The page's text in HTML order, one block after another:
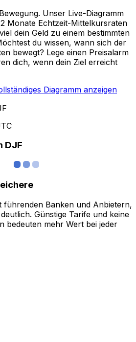
Unser Live-Diagramm
Monate Echtzeit-Mittelkursraten
dein Geld zu einem bestimmten
du wissen, wann sich der
bewegt? Lege einen Preisalarm
dich, wenn dein Ziel erreicht
Diagramm anzeigen
DJF
führenden Banken und Anbietern,
Günstige Tarife und keine
bedeuten mehr Wert bei jeder